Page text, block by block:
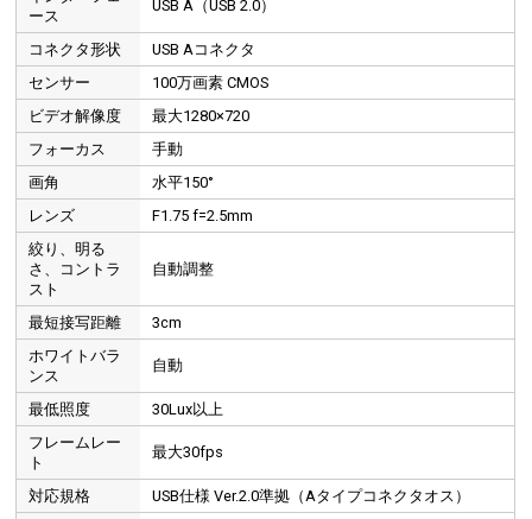
ース
USB A（USB 2.0）
コネクタ形状
USB Aコネクタ
センサー
100万画素 CMOS
ビデオ解像度
最大1280×720
フォーカス
手動
画角
水平150°
レンズ
F1.75 f=2.5mm
絞り、明る
さ、コントラ
スト
自動調整
最短接写距離
3cm
ホワイトバラ
ンス
自動
最低照度
30Lux以上
フレームレー
ト
最大30fps
対応規格
USB仕様 Ver.2.0準拠（Aタイプコネクタオス）